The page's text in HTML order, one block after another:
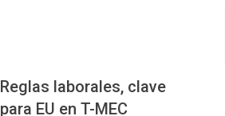
Reglas laborales, clave
para EU en T-MEC